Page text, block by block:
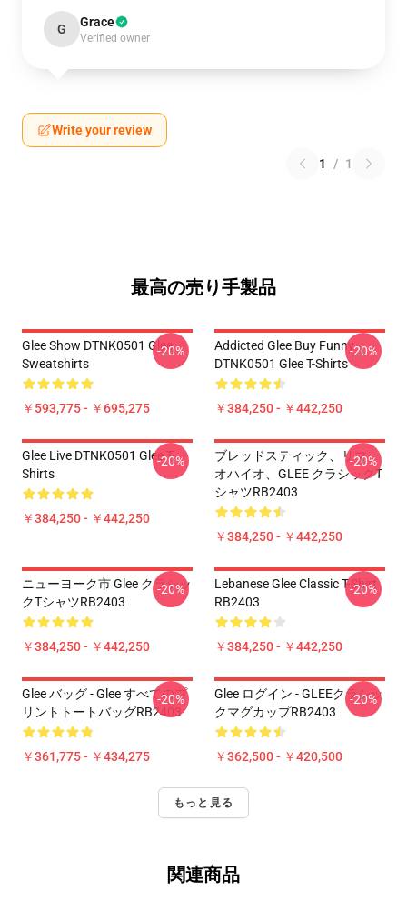
G Grace
Verified owner
Write your review
1 / 1
最高の売り手製品
Glee Show DTNK0501 Glee
Sweatshirts
￥593,775 - ￥695,275
-20%
Addicted Glee Buy Funny
DTNK0501 Glee T-Shirts
￥384,250 - ￥442,250
-20%
Glee Live DTNK0501 Glee T-
Shirts
￥384,250 - ￥442,250
-20%
ブレッドスティック、リマ、
オハイオ、GLEE クラシックT
シャツRB2403
￥384,250 - ￥442,250
-20%
ニューヨーク市 Glee クラシッ
クTシャツRB2403
￥384,250 - ￥442,250
-20%
Lebanese Glee Classic T-Shirt
RB2403
￥384,250 - ￥442,250
-20%
Glee バッグ - Glee すべてのプ
リントトートバッグRB2403
￥361,775 - ￥434,275
-20%
Glee ログイン - GLEEクラシッ
クマグカップRB2403
￥362,500 - ￥420,500
-20%
もっと見る
関連商品